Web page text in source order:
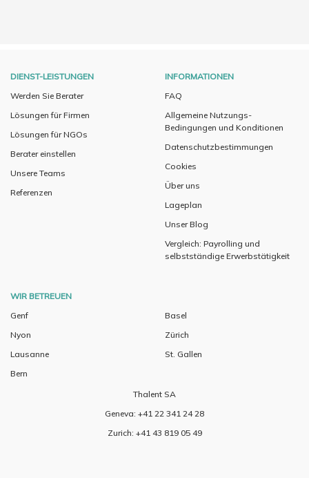
DIENST-LEISTUNGEN
Werden Sie Berater
Lösungen für Firmen
Lösungen für NGOs
Berater einstellen
Unsere Teams
Referenzen
INFORMATIONEN
FAQ
Allgemeine Nutzungs-
Bedingungen und Konditionen
Datenschutzbestimmungen
Cookies
Über uns
Lageplan
Unser Blog
Vergleich: Payrolling und
selbstständige Erwerbstätigkeit
WIR BETREUEN
Genf
Nyon
Lausanne
Bern
Basel
Zürich
St. Gallen
Thalent SA
Geneva: +41 22 341 24 28
Zurich: +41 43 819 05 49